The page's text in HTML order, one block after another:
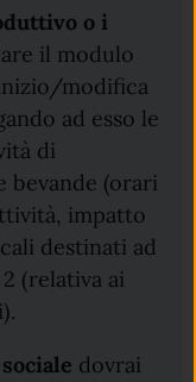
o i
il modulo
modifica
ad esso le
di
bevande (orari
impatto
destinati ad
(relativa ai
dovrai